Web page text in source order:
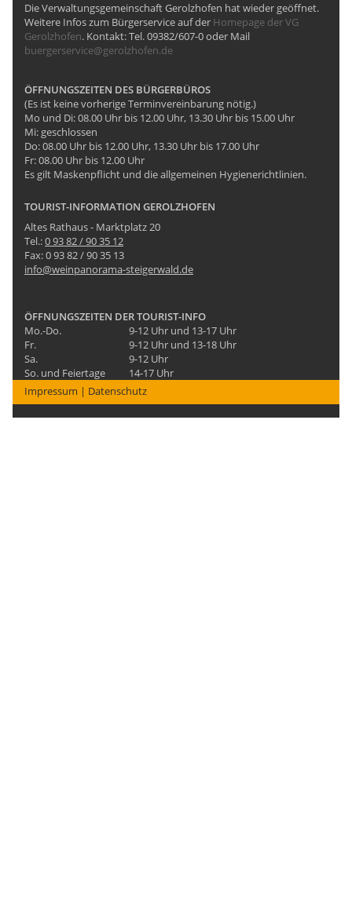
Die Verwaltungsgemeinschaft Gerolzhofen hat wieder geöffnet.
Weitere Infos zum Bürgerservice auf der Homepage der VG
Gerolzhofen. Kontakt: Tel. 09382/607-0 oder Mail
buergerservice@gerolzhofen.de
ÖFFNUNGSZEITEN DES BÜRGERBÜROS
(Es ist keine vorherige Terminvereinbarung nötig.)
Mo und Di: 08.00 Uhr bis 12.00 Uhr, 13.30 Uhr bis 15.00 Uhr
Mi: geschlossen
Do: 08.00 Uhr bis 12.00 Uhr, 13.30 Uhr bis 17.00 Uhr
Fr: 08.00 Uhr bis 12.00 Uhr
Es gilt Maskenpflicht und die allgemeinen Hygienerichtlinien.
TOURIST-INFORMATION GEROLZHOFEN
Altes Rathaus - Marktplatz 20
Tel.:0 93 82 / 90 35 12
Fax: 0 93 82 / 90 35 13
info@weinpanorama-steigerwald.de
ÖFFNUNGSZEITEN DER TOURIST-INFO
Mo.-Do.
9-12 Uhr und 13-17 Uhr
Fr.
9-12 Uhr und 13-18 Uhr
Sa.
9-12 Uhr
So. und Feiertage
14-17 Uhr
Impressum | Datenschutz